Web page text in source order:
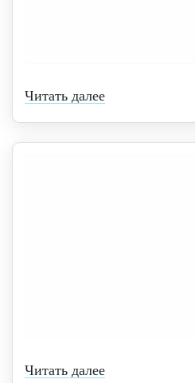
Читать далее
Читать далее